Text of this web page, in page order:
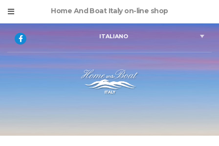
Home And Boat Italy on-line shop
ITALIANO